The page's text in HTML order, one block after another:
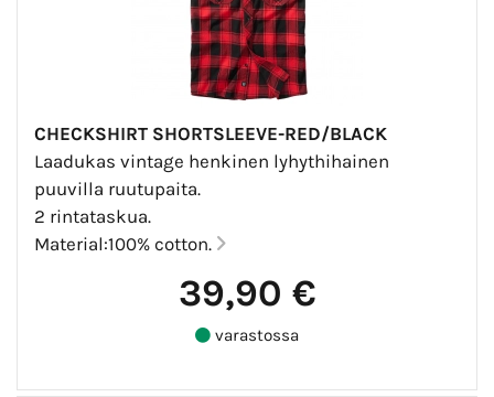
CHECKSHIRT SHORTSLEEVE-RED/BLACK
Laadukas vintage henkinen lyhythihainen
puuvilla ruutupaita.
2 rintataskua.
Material:100% cotton.
39,90 €
varastossa